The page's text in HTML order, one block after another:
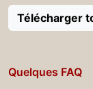
Quelques FAQ